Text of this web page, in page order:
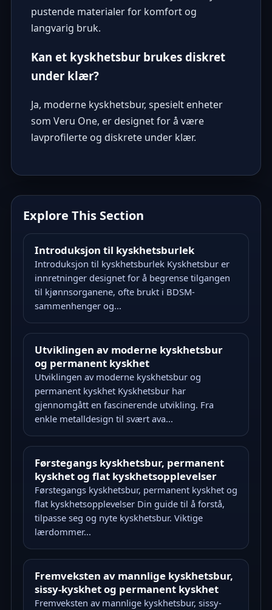
pustende materialer for komfort og
langvarig bruk.
Kan et kyskhetsbur brukes diskret
under klær?
Ja, moderne kyskhetsbur, spesielt enheter
som Veru One, er designet for å være
lavprofilerte og diskrete under klær.
Explore This Section
Introduksjon til kyskhetsburlek
Introduksjon til kyskhetsburlek Kyskhetsbur er
innretninger designet for å begrense tilgangen
til kjønnsorganene, ofte brukt i BDSM-
sammenhenger og...
Utviklingen av moderne kyskhetsbur
og permanent kyskhet
Utviklingen av moderne kyskhetsbur og
permanent kyskhet Kyskhetsbur har
gjennomgått en fascinerende utvikling. Fra
enkle metalldesign til svært ava...
Førstegangs kyskhetsbur, permanent
kyskhet og flat kyskhetsopplevelser
Førstegangs kyskhetsbur, permanent kyskhet og
flat kyskhetsopplevelser Din guide til å forstå,
tilpasse seg og nyte kyskhetsbur. Viktige
lærdommer...
Fremveksten av mannlige kyskhetsbur,
sissy-kyskhet og permanent kyskhet
Fremveksten av mannlige kyskhetsbur, sissy-